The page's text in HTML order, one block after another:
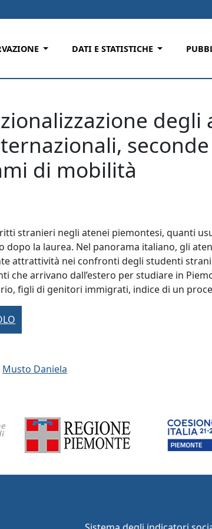
DATI E STATISTICHE
di mobilità
stranieri negli atenei piemontesi, quanti
dopo la laurea. Nel panorama italiano, gli
attrattività nei confronti degli studenti
che arrivano dall’estero per studiare in
figli di genitori immigrati, indice di un
Musto Daniela